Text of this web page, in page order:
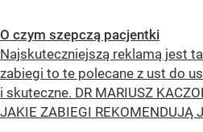
O czym szepczą pacjentki
Najskuteczniejszą reklamą jest
zabiegi to te polecane z ust do
i skuteczne. DR MARIUSZ
JAKIE ZABIEGI REKOMENDUJĄ